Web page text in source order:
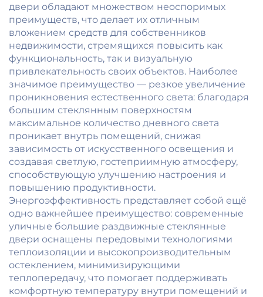
двери обладают множеством неоспоримых
преимуществ, что делает их отличным
вложением средств для собственников
недвижимости, стремящихся повысить как
функциональность, так и визуальную
привлекательность своих объектов. Наиболее
значимое преимущество — резкое увеличение
проникновения естественного света: благодаря
большим стеклянным поверхностям
максимальное количество дневного света
проникает внутрь помещений, снижая
зависимость от искусственного освещения и
создавая светлую, гостеприимную атмосферу,
способствующую улучшению настроения и
повышению продуктивности.
Энергоэффективность представляет собой ещё
одно важнейшее преимущество: современные
уличные большие раздвижные стеклянные
двери оснащены передовыми технологиями
теплоизоляции и высокопроизводительным
остеклением, минимизирующими
теплопередачу, что помогает поддерживать
комфортную температуру внутри помещений и